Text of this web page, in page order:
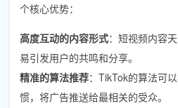
个核心优势：
高度互动的内容形式：短视频内容
易引发用户的共鸣和分享。
精准的算法推荐：TikTok的算法可
惯，将广告推送给最相关的受众。